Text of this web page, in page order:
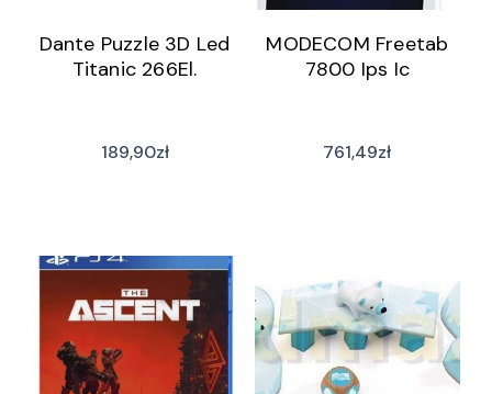
Dante Puzzle 3D Led
Titanic 266El.
189,90zł
MODECOM Freetab
7800 Ips Ic
761,49zł